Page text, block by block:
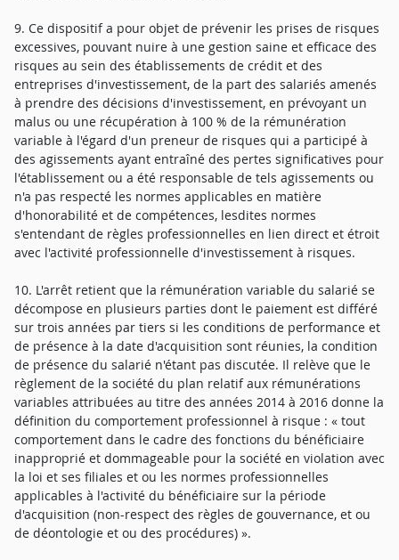
9. Ce dispositif a pour objet de prévenir les prises de risques
excessives, pouvant nuire à une gestion saine et efficace des
risques au sein des établissements de crédit et des
entreprises d'investissement, de la part des salariés amenés
à prendre des décisions d'investissement, en prévoyant un
malus ou une récupération à 100 % de la rémunération
variable à l'égard d'un preneur de risques qui a participé à
des agissements ayant entraîné des pertes significatives pour
l'établissement ou a été responsable de tels agissements ou
n'a pas respecté les normes applicables en matière
d'honorabilité et de compétences, lesdites normes
s'entendant de règles professionnelles en lien direct et étroit
avec l'activité professionnelle d'investissement à risques.
10. L'arrêt retient que la rémunération variable du salarié se
décompose en plusieurs parties dont le paiement est différé
sur trois années par tiers si les conditions de performance et
de présence à la date d'acquisition sont réunies, la condition
de présence du salarié n'étant pas discutée. Il relève que le
règlement de la société du plan relatif aux rémunérations
variables attribuées au titre des années 2014 à 2016 donne la
définition du comportement professionnel à risque : « tout
comportement dans le cadre des fonctions du bénéficiaire
inapproprié et dommageable pour la société en violation avec
la loi et ses filiales et ou les normes professionnelles
applicables à l'activité du bénéficiaire sur la période
d'acquisition (non-respect des règles de gouvernance, et ou
de déontologie et ou des procédures) ».